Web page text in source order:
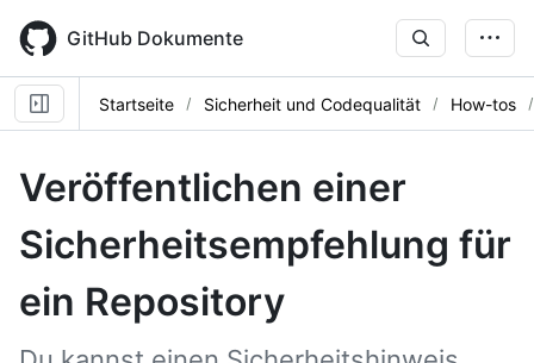
main
content
GitHub Dokumente
Startseite Sicherheit und Codequalität How-tos
Veröffentlichen einer
Sicherheitsempfehlung für
ein Repository